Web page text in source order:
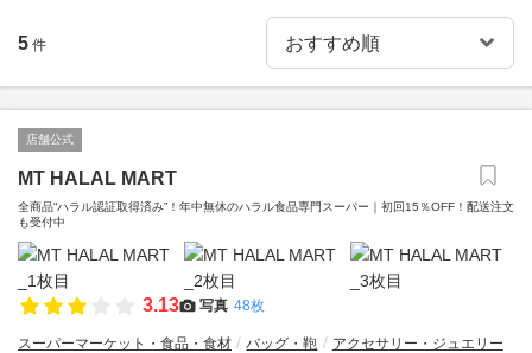
5 件
店舗公式
MT HALAL MART
全商品“ハラル認証取得済み”！年中無休のハラル食品専門スーパー｜初回15％OFF！配送注文
も受付中
3.13 写真 48枚
スーパーマーケット・食品・食材 バッグ・鞄 アクセサリー・ジュエリー